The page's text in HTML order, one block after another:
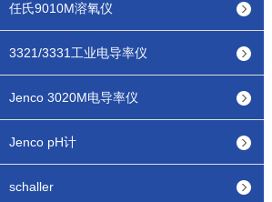
任氏9010M溶氧仪
3321/3331工业电导率仪
Jenco 3020M电导率仪
Jenco pH计
schaller